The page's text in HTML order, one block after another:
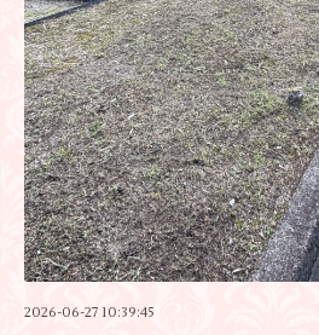
2026-06-27 10:39:45